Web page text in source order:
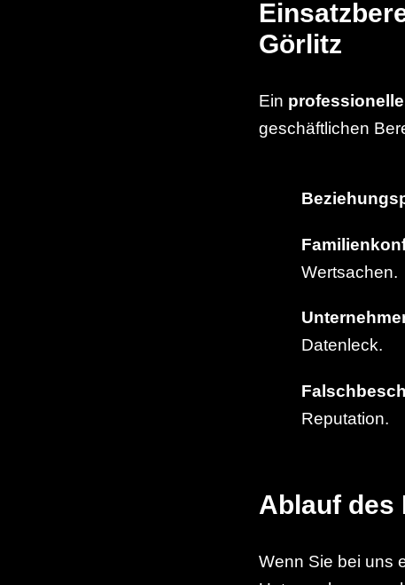
Görlitz
Ein
geschäftlichen
Wertsachen.
Datenleck.
Reputation.
Ablauf des
Wenn Sie bei uns